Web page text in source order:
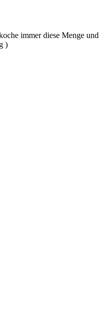
immer diese Menge und
)